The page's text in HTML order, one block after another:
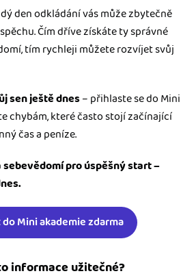
den odkládání vás může zbytečně
Čím dříve získáte ty správné
tím rychleji můžete rozvíjet svůj
sen ještě dnes– přihlaste se do Mini
chybám, které často stojí začínající
čas a peníze.
pro úspěšný start –
Mini akademie zdarma
informace užitečné?